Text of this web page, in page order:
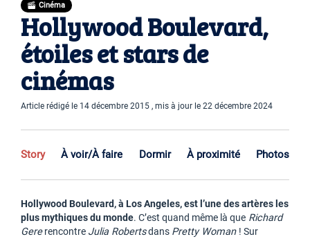
Cinéma
Hollywood Boulevard,
étoiles et stars de
cinémas
Article rédigé le 14 décembre 2015 , mis à jour le 22 décembre 2024
Story À voir/À faire Dormir À proximité Photos
Hollywood Boulevard, à Los Angeles, est l’une des artères les
plus mythiques du monde. C’est quand même là que Richard
Gererencontre Julia Robertsdans Pretty Woman ! Sur